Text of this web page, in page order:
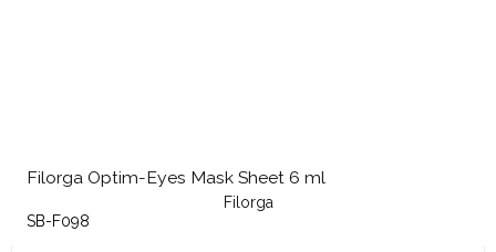
Filorga Optim-Eyes Mask Sheet 6 ml
Filorga
SB-F098